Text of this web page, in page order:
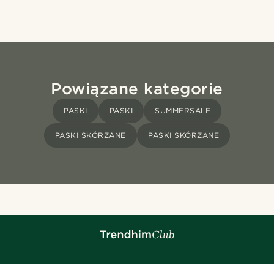
Powiązane kategorie
PASKI PASKI SUMMERSALE
PASKI SKÓRZANE PASKI SKÓRZANE